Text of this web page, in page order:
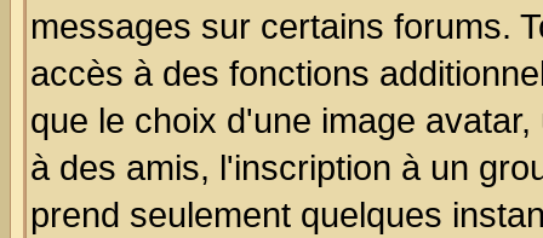
messages sur certains forums.
accès à des fonctions
que le choix d'une image
à des amis, l'inscription à un
prend seulement quelques